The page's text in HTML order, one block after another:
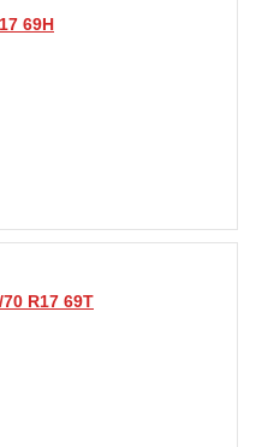
69H
R17 69T